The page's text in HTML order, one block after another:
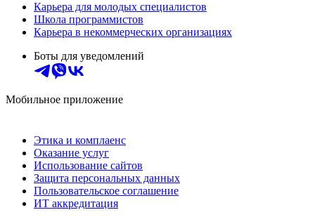
Карьера для молодых специалистов
Школа программистов
Карьера в некоммерческих организациях
Боты для уведомлений
Мобильное приложение
Этика и комплаенс
Оказание услуг
Использование сайтов
Защита персональных данных
Пользовательское соглашение
ИТ аккредитация